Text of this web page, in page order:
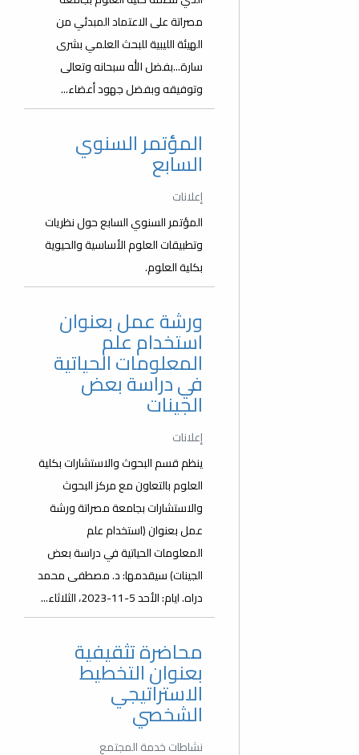
المؤتمر السنوي السابع حول نظريات
وتطبيقات العلوم الأساسية والحيوية
ينظم قسم البحوث والاستشارات بكلية
المعلومات الحياتية في دراسة بعض
الجينات) سيقدمها: د. مصطفى محمد